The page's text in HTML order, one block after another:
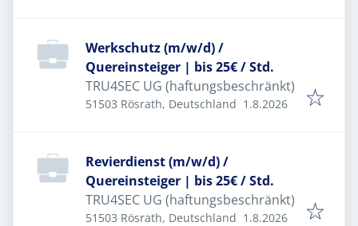
Werkschutz (m/w/d) /
Quereinsteiger | bis 25€ / Std.
TRU4SEC UG (haftungsbeschränkt)
51503 Rösrath, Deutschland Veröffentlicht:
1.8.2026
Revierdienst (m/w/d) /
Quereinsteiger | bis 25€ / Std.
TRU4SEC UG (haftungsbeschränkt)
51503 Rösrath, Deutschland Veröffentlicht:
1.8.2026